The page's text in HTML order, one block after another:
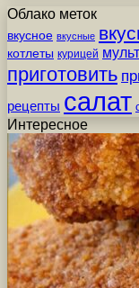
Облако меток
вкусное вкусные
котлеты курицей
приготовить
рецепты салат
Интересное